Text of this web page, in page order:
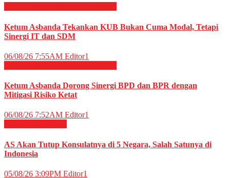
Ketum Asbanda Tekankan KUB Bukan Cuma Modal, Tetapi
Sinergi IT dan SDM
06/08/26 7:55AM Editor1
Ketum Asbanda Dorong Sinergi BPD dan BPR dengan
Mitigasi Risiko Ketat
06/08/26 7:52AM Editor1
AS Akan Tutup Konsulatnya di 5 Negara, Salah Satunya di
Indonesia
05/08/26 3:09PM Editor1